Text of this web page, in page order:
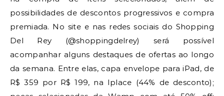
possibilidades de descontos progressivos e compra
premiada. No site e nas redes sociais do Shopping
Del Rey (@shoppingdelrey) será possível
acompanhar alguns destaques de ofertas ao longo
da semana. Entre elas, capa envelope para iPad, de
R$ 359 por R$ 199, na Iplace (44% de desconto);